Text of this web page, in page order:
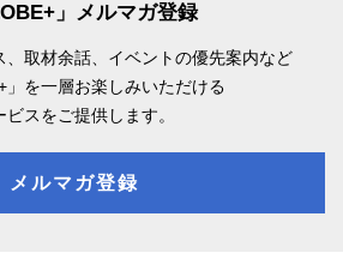
」メルマガ登録
取材余話、 イベントの優先案内など
」を一層お楽しみいただける
ビスをご提供します。
メルマガ登録